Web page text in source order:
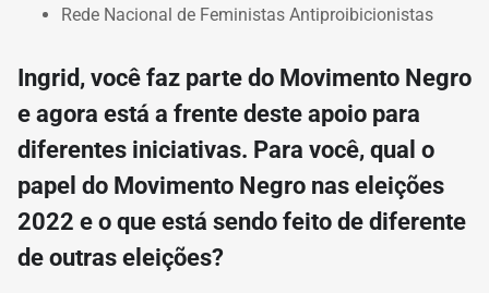
Rede Nacional de Feministas Antiproibicionistas
Ingrid, você faz parte do Movimento Negro
e agora está a frente deste apoio para
diferentes iniciativas. Para você, qual o
papel do Movimento Negro nas eleições
2022 e o que está sendo feito de diferente
de outras eleições?